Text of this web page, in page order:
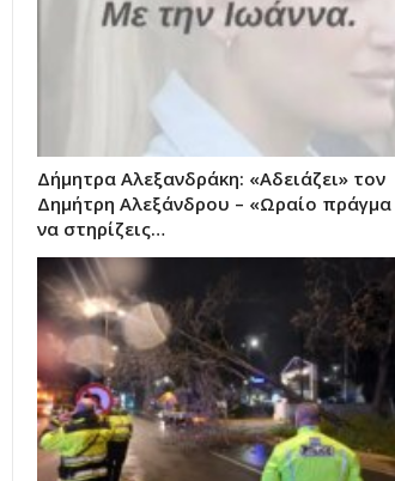
Δήμητρα Αλεξανδράκη: «Αδειάζει» τον
Δημήτρη Αλεξάνδρου – «Ωραίο πράγμα
να στηρίζεις…